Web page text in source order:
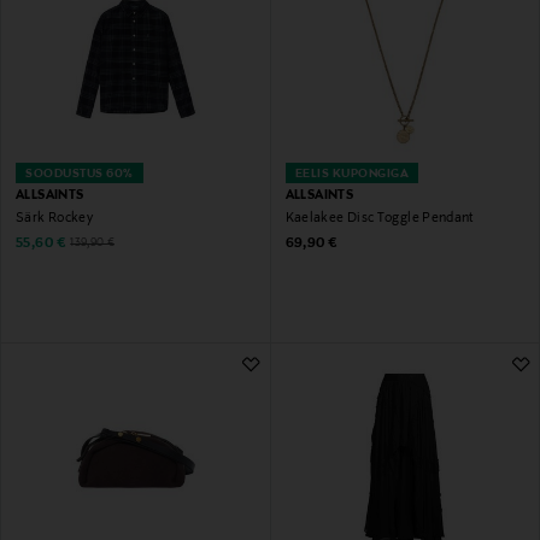
SOODUSTUS 60%
ALLSAINTS
Särk Rockey
Discounted Price
55,60 € Original Price
139,90 €
EELIS KUPONGIGA
ALLSAINTS
Kaelakee Disc Toggle Pendant
Original Price
69,90 €